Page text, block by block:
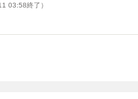
03:58終了）